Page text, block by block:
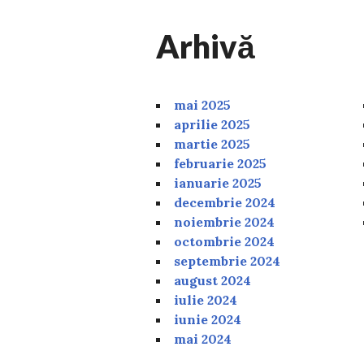
Arhivă
mai 2025
aprilie 2025
martie 2025
februarie 2025
ianuarie 2025
decembrie 2024
noiembrie 2024
octombrie 2024
septembrie 2024
august 2024
iulie 2024
iunie 2024
mai 2024